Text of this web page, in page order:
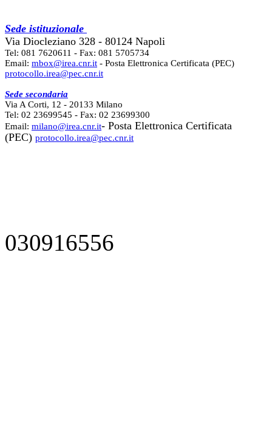
Sede istituzionale
Via Diocleziano 328 - 80124 Napoli
Tel: 081 7620611 - Fax: 081 5705734
Email: mbox@irea.cnr.it - Posta Elettronica Certificata (PEC)
protocollo.irea@pec.cnr.it
Sede secondaria
Via A Corti, 12 - 20133 Milano
Tel: 02 23699545 - Fax: 02 23699300
Email: milano@irea.cnr.it- Posta Elettronica Certificata
(PEC) protocollo.irea@pec.cnr.it
030916556